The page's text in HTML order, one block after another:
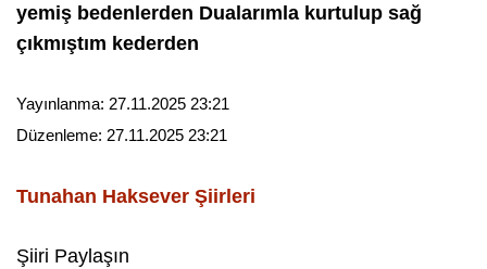
yemiş bedenlerden Dualarımla kurtulup sağ
çıkmıştım kederden
Yayınlanma: 27.11.2025 23:21
Düzenleme: 27.11.2025 23:21
Tunahan Haksever Şiirleri
Şiiri Paylaşın